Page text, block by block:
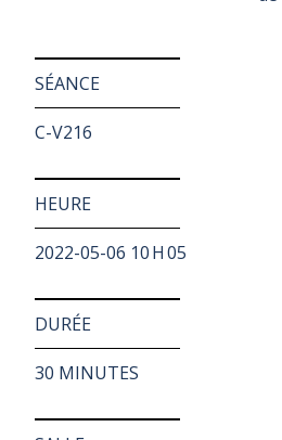
SÉANCE
C-V216
HEURE
2022-05-06 10 H 05
DURÉE
30 MINUTES